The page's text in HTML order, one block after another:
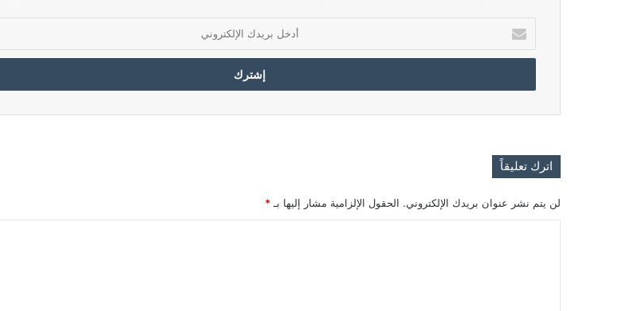
بريدك
الإلكتروني
اترك تعليقاً
لن يتم نشر عنوان بريدك الإلكتروني. الحقول الإلزامية مشار إليها بـ *